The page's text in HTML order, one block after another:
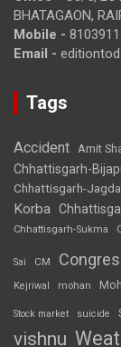
BHATAGAON,
Mobile -
Email -
Tags
Accident Amit
Chhattisgarh-
Chhattisgarh-
Korba
Chhattisgarh-Sukma
Sai CM
Kejriwal mohan
Stock market suicide
vishnu